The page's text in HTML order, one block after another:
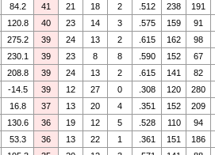
84.2 41 21 18 2 .512 238 191
120.8 40 23 14 3 .575 159 91
275.2 39 24 13 2 .615 162 98
230.1 39 23 8 8 .590 152 67
208.8 39 24 13 2 .615 141 82
-14.5 39 12 27 0 .308 120 280
16.8 37 13 20 4 .351 152 209
130.6 36 19 12 5 .528 110 94
53.3 36 13 22 1 .361 151 186